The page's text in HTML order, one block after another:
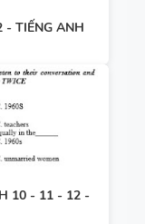
- TIẾNG ANH
10 - 11 - 12 -